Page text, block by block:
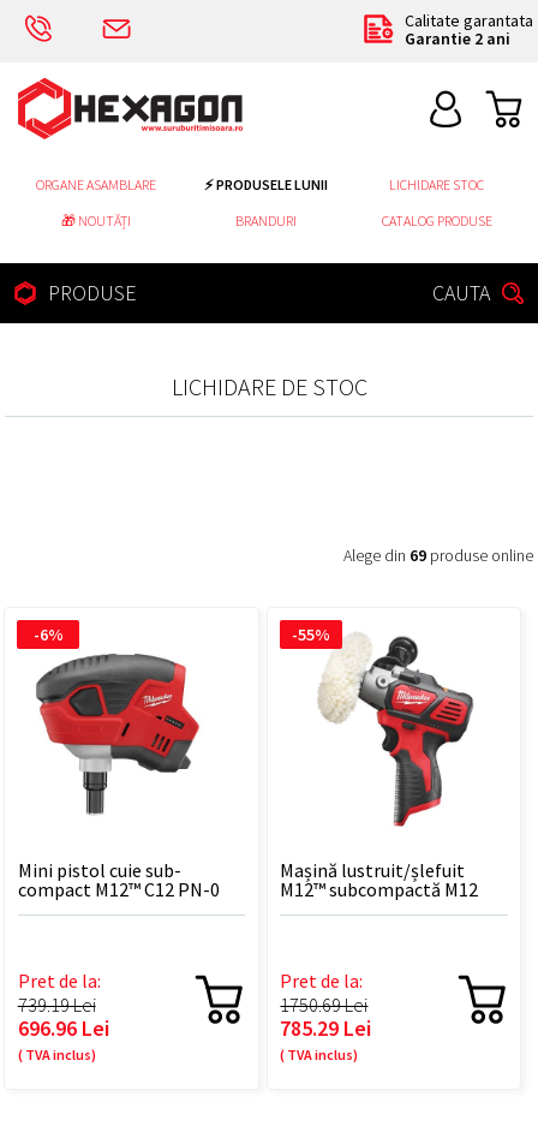
Calitate garantata
Garantie 2 ani
ORGANE ASAMBLARE ⚡ PRODUSELE LUNII
LICHIDARE STOC
🎁 NOUTĂȚI
BRANDURI CATALOG PRODUSE
PRODUSE CAUTA
LICHIDARE DE STOC
Alege din 69produse online
Mini pistol cuie sub-
compact M12™ C12 PN-0
Pret de la:
739.19 Lei
696.96 Lei
( TVA inclus)
-6%
Mașină lustruit/șlefuit
M12™ subcompactă M12
BPS-0
Pret de la:
1750.69 Lei
785.29 Lei
( TVA inclus)
-55%